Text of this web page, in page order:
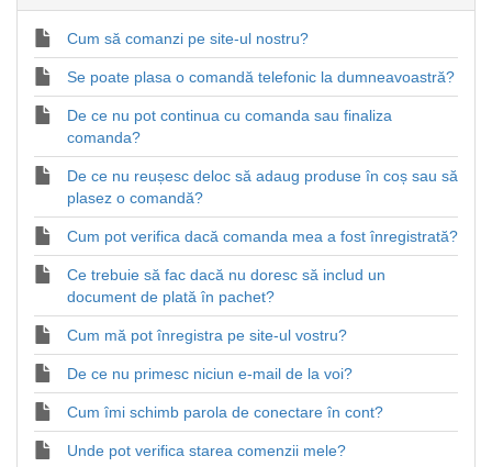
Cum să comanzi pe site-ul nostru?
Se poate plasa o comandă telefonic la dumneavoastră?
De ce nu pot continua cu comanda sau finaliza
comanda?
De ce nu reușesc deloc să adaug produse în coș sau să
plasez o comandă?
Cum pot verifica dacă comanda mea a fost înregistrată?
Ce trebuie să fac dacă nu doresc să includ un
document de plată în pachet?
Cum mă pot înregistra pe site-ul vostru?
De ce nu primesc niciun e-mail de la voi?
Cum îmi schimb parola de conectare în cont?
Unde pot verifica starea comenzii mele?